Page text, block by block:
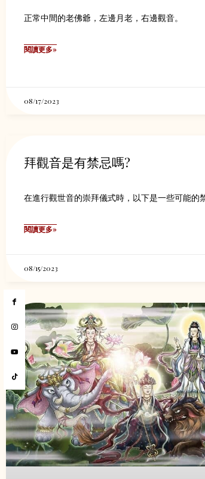
正常中間的老佛爺，左邊月老，右邊觀音。
閱讀更多»
08/17/2023
拜觀音是有禁忌嗎?
在進行觀世音的崇拜儀式時，以下是一些可能的
閱讀更多»
08/15/2023